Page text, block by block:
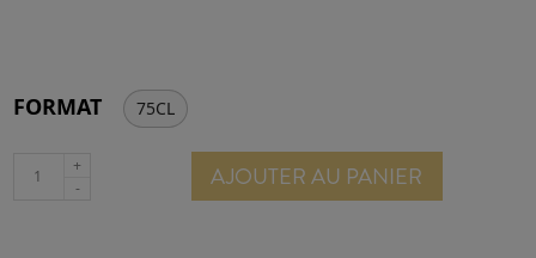
FORMAT 75CL
AJOUTER AU PANIER